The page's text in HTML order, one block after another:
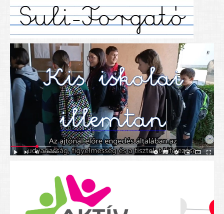
Nyitva tartás
SZÜLŐKNEK
Google Tanterem, Classroom - útmutató diákoknak
Tanév rendje
Étkezés befizetése
Étlap
eKréta
Diákigazolvány igénylése
Mindennapos testnevelés
Tartós tankönyvek
Nyolcadikosainknak
Kréta szülői segédlet